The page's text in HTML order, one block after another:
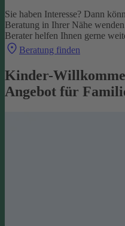
Sie haben Interesse? Dann
Beratung in Ihrer Nähe
Berater helfen Ihnen gerne
Beratung finden
Kinder-
Angebot für